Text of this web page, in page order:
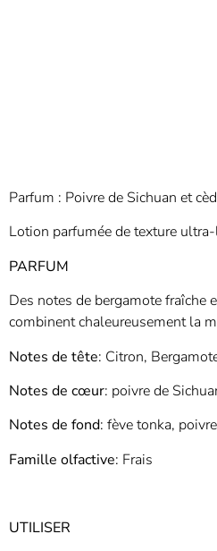
Parfum : Poivre de Sichuan et
Lotion parfumée de texture
PARFUM
Des notes de bergamote fraîche
combinent chaleureusement la
Notes de tête: Citron,
Notes de cœur: poivre de
Notes de fond: fève tonka,
Famille olfactive: Frais
UTILISER